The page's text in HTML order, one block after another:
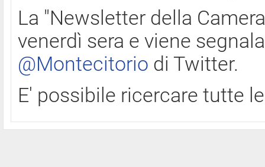
La "Newsletter della
venerdì sera e viene
@Montecitorio di Twitter.
E' possibile ricercare tutte